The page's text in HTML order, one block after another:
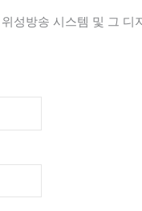
성방송 시스템 및 그 디